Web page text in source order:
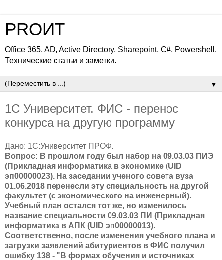
PROИТ
Office 365, AD, Active Directory, Sharepoint, C#, Powershell.
Технические статьи и заметки.
▼
1С Университет. ФИС - перенос
конкурса на другую программу
Дано: 1С:Университет ПРОФ.
Вопрос: В прошлом году был набор на 09.03.03 ПИЭ
(Прикладная информатика в экономике (UID
эп00000023). На заседании ученого совета вуза
01.06.2018 перенесли эту специальность на другой
факультет (с экономического на инженерный).
Учебный план остался тот же, но изменилось
название специальности 09.03.03 ПИ (Прикладная
информатика в АПК (UID эп00000013).
Соответственно, после изменения учебного плана и
загрузки заявлений абитуриентов в ФИС получил
ошибку 138 - "В формах обучения и источниках